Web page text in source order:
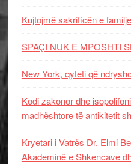
Kujtojmë sakrificën e
SPAÇI NUK E MPOSHTI
New York, qyteti që
Kodi zakonor dhe
madhështore të antikitetit
Kryetari i Vatrës Dr. Elmi
Akademinë e Shkencave